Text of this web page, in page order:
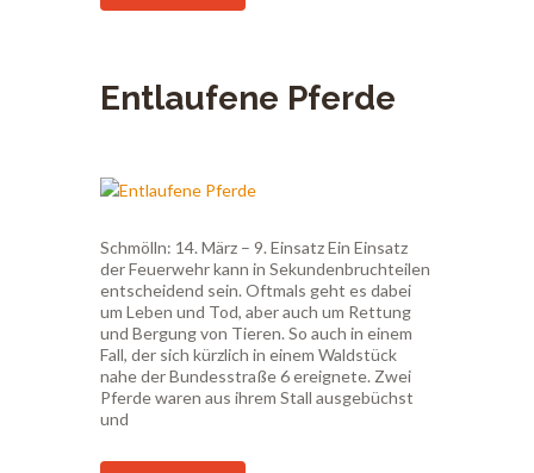
Entlaufene Pferde
Schmölln: 14. März – 9. Einsatz Ein Einsatz
der Feuerwehr kann in Sekundenbruchteilen
entscheidend sein. Oftmals geht es dabei
um Leben und Tod, aber auch um Rettung
und Bergung von Tieren. So auch in einem
Fall, der sich kürzlich in einem Waldstück
nahe der Bundesstraße 6 ereignete. Zwei
Pferde waren aus ihrem Stall ausgebüchst
und